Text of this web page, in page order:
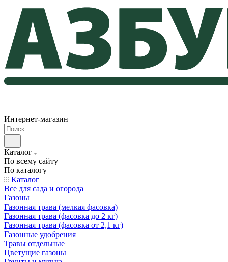
Интернет-магазин
Каталог
По всему сайту
По каталогу
Каталог
Все для сада и огорода
Газоны
Газонная трава (мелкая фасовка)
Газонная трава (фасовка до 2 кг)
Газонная трава (фасовка от 2,1 кг)
Газонные удобрения
Травы отдельные
Цветущие газоны